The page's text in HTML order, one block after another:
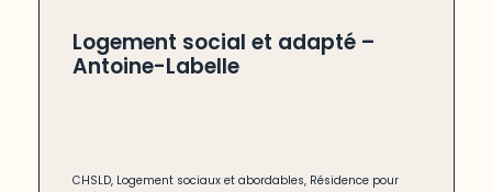
Logement social et adapté –
Antoine-Labelle
CHSLD, Logement sociaux et abordables, Résidence pour